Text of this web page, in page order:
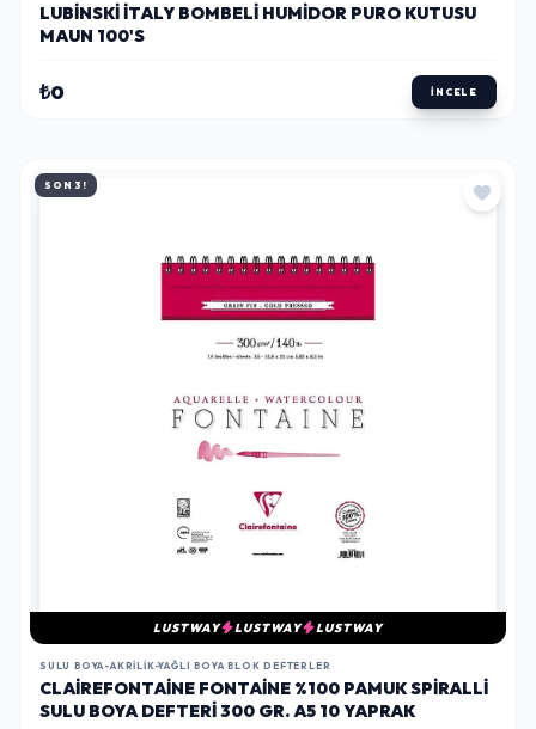
LUBINSKI İTALY BOMBELI HUMIDOR PURO KUTUSU
MAUN 100'S
₺0 İNCELE
SON 3!
LUSTWAY LUSTWAY LUSTWAY
SULU BOYA-AKRILIK-YAĞLI BOYA BLOK DEFTERLER
CLAIREFONTAINE FONTAINE %100 PAMUK SPIRALLI
SULU BOYA DEFTERI 300 GR. A5 10 YAPRAK